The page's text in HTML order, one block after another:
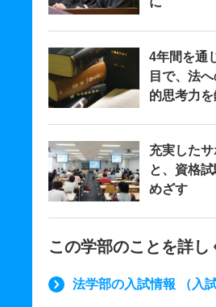
4年間を通
目で、法
的思考力
充実した
と、資格
めざす
この学部のことを詳し
法学部の入試情報 （入